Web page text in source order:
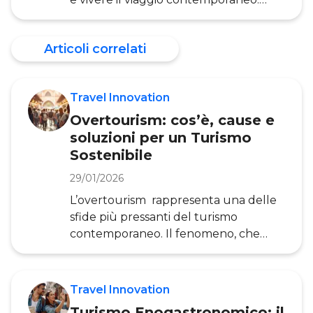
Questo approccio innovativo al
autentica, il coinvolgimento emotivo e
la connessione profonda con le
tradizionale “vedere” in un più
significativo “vivere” i luoghi. In questo
articolo, a cura dell’Osservatorio Travel
Innovation della POLIMI School of
definizione di tur
Articoli correlati
Travel Innovation
Overtourism: cos’è, cause e
soluzioni per un Turismo
Sostenibile
29/01/2026
L’overtourism rappresenta una delle
sfide più pressanti del turismo
contemporaneo. Il fenomeno, che
colpisce destinazioni iconiche in tutto
ed economico, richiede una
Travel Innovation